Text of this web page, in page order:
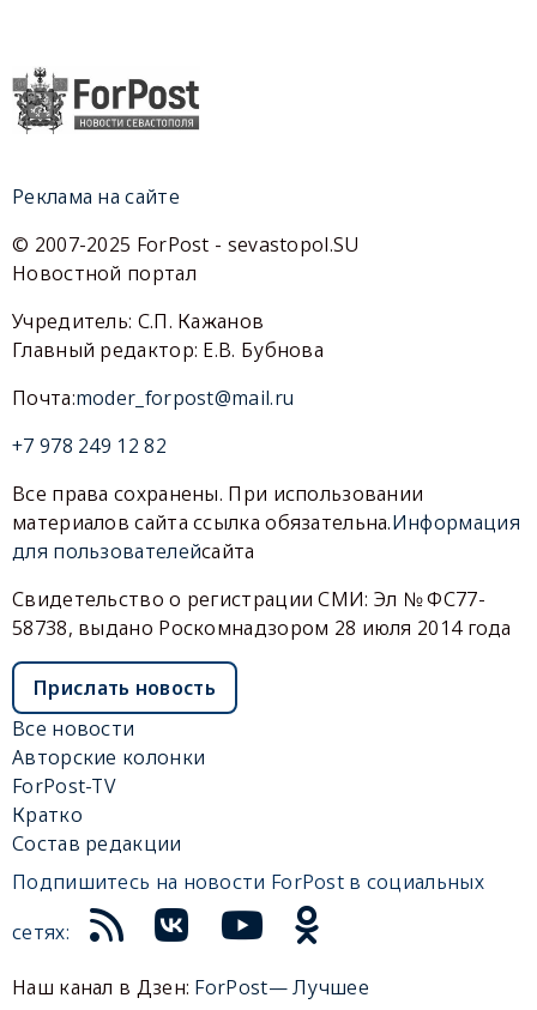
Реклама на сайте
© 2007-2025 ForPost - sevastopol.SU
Новостной портал
Учредитель: С.П. Кажанов
Главный редактор: Е.В. Бубнова
Почта:moder_forpost@mail.ru
+7 978 249 12 82
Все права сохранены. При использовании
материалов сайта ссылка обязательна.Информация
для пользователейсайта
Свидетельство о регистрации СМИ: Эл № ФС77-
58738, выдано Роскомнадзором 28 июля 2014 года
Прислать новость
Все новости
Авторские колонки
ForPost-TV
Кратко
Состав редакции
Подпишитесь на новости ForPost в социальных
сетях:
Наш канал в Дзен: ForPost— Лучшее